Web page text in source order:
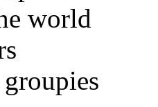
world